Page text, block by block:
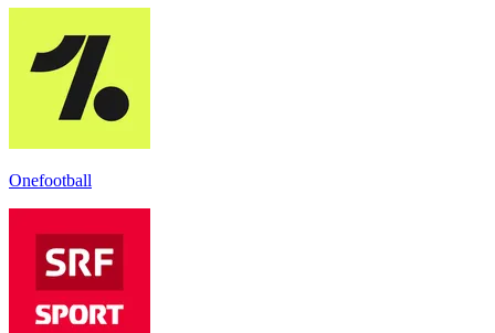
Onefootball